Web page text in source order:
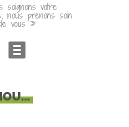
soignons votre
nous prenons soin
vous »